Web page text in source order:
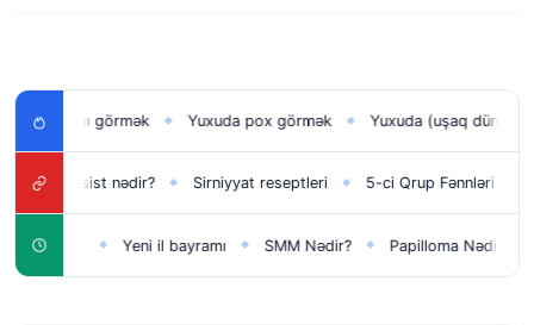
uşağı görmək ◆ Yuxuda pox görmək ◆ Yuxuda (uşaq dünyaya
Narsist nədir? ◆ Sirniyyat reseptleri ◆ 5-ci Qrup Fənnləri ◆
üçün Yeni il bayramı ◆ SMM Nədir? ◆ Papilloma Nədir?